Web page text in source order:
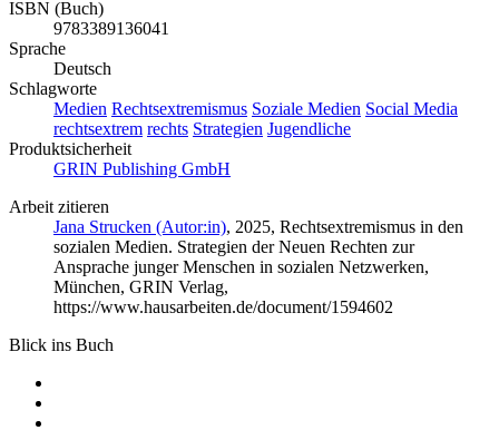
ISBN (Buch)
9783389136041
Sprache
Deutsch
Schlagworte
Medien Rechtsextremismus Soziale Medien Social Media
rechtsextrem rechts Strategien Jugendliche
Produktsicherheit
GRIN Publishing GmbH
Arbeit zitieren
Jana Strucken (Autor:in), 2025, Rechtsextremismus in den
sozialen Medien. Strategien der Neuen Rechten zur
Ansprache junger Menschen in sozialen Netzwerken,
München, GRIN Verlag,
https://www.hausarbeiten.de/document/1594602
Blick ins Buch